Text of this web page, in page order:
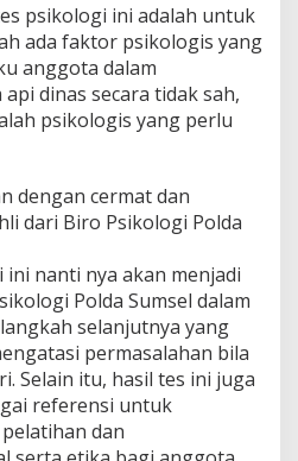
psikologi ini adalah untuk
ada faktor psikologis yang
anggota dalam
dinas secara tidak sah,
psikologis yang perlu
dengan cermat dan
dari Biro Psikologi Polda
nanti nya akan menjadi
Polda Sumsel dalam
selanjutnya yang
permasalahan bila
Selain itu, hasil tes ini juga
referensi untuk
dan